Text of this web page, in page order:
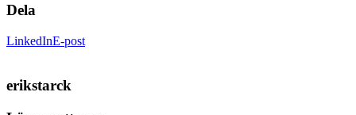
Dela
LinkedInE-post
erikstarck